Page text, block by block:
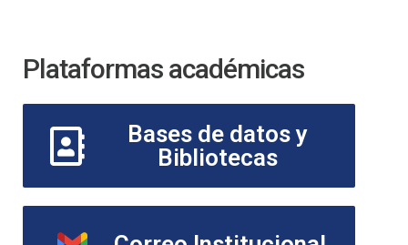
Plataformas académicas
Bases de datos y
Bibliotecas